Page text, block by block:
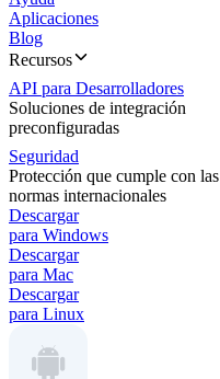
Aplicaciones
Blog
Recursos
API para Desarrolladores
Soluciones de integración
preconfiguradas
Seguridad
Protección que cumple con las
normas internacionales
Descargar
para Windows
Descargar
para Mac
Descargar
para Linux